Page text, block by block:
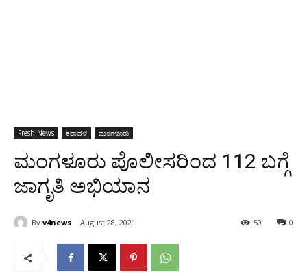
Fresh News ಕರಾವಳಿ ಮಂಗಳೂರು
ಮಂಗಳೂರು ಪೊಲೀಸರಿಂದ 112 ಬಗ್ಗೆ
ಜಾಗೃತಿ ಅಭಿಯಾನ
By v4news August 28, 2021 0
59